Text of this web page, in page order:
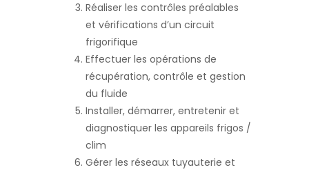
Réaliser les contrôles préalables
et vérifications d’un circuit
frigorifique
Effectuer les opérations de
récupération, contrôle et gestion
du fluide
Installer, démarrer, entretenir et
diagnostiquer les appareils frigos /
clim
Gérer les réseaux tuyauterie et